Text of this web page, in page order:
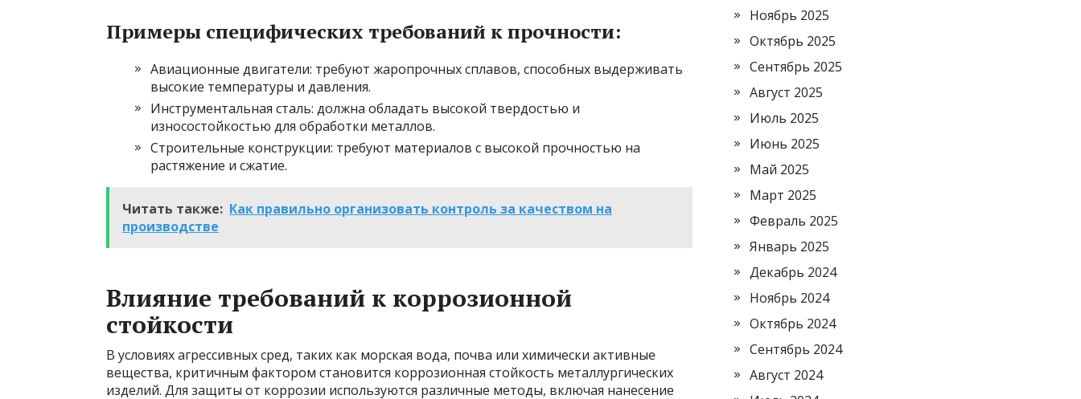
Примеры специфических требований к прочности:
Авиационные двигатели: требуют жаропрочных сплавов, способных выдерживать
высокие температуры и давления.
Инструментальная сталь: должна обладать высокой твердостью и
износостойкостью для обработки металлов.
Строительные конструкции: требуют материалов с высокой прочностью на
растяжение и сжатие.
Читать также: Как правильно организовать контроль за качеством на
производстве
Влияние требований к коррозионной
стойкости
В условиях агрессивных сред, таких как морская вода, почва или химически активные
вещества, критичным фактором становится коррозионная стойкость металлургических
изделий. Для защиты от коррозии используются различные методы, включая нанесение
Ноябрь 2025
Октябрь 2025
Сентябрь 2025
Август 2025
Июль 2025
Июнь 2025
Май 2025
Март 2025
Февраль 2025
Январь 2025
Декабрь 2024
Ноябрь 2024
Октябрь 2024
Сентябрь 2024
Август 2024